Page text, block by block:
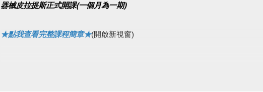
●電話洽詢 (02)2396-0300 球類舞蹈103、泳池105
器械皮拉提斯正式開課(一個月為一期)
★點我查看完整課程簡章★(開啟新視窗)